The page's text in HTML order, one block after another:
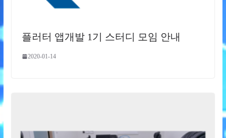
플러터 앱개발 1기 스터디 모임 안내
2020-01-14